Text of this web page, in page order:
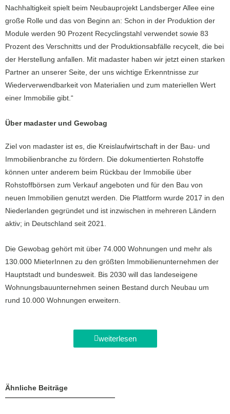
Nachhaltigkeit spielt beim Neubauprojekt Landsberger Allee eine
große Rolle und das von Beginn an: Schon in der Produktion der
Module werden 90 Prozent Recyclingstahl verwendet sowie 83
Prozent des Verschnitts und der Produktionsabfälle recycelt, die bei
der Herstellung anfallen. Mit madaster haben wir jetzt einen starken
Partner an unserer Seite, der uns wichtige Erkenntnisse zur
Wiederverwendbarkeit von Materialien und zum materiellen Wert
einer Immobilie gibt.“
Über madaster und Gewobag
Ziel von madaster ist es, die Kreislaufwirtschaft in der Bau- und
Immobilienbranche zu fördern. Die dokumentierten Rohstoffe
können unter anderem beim Rückbau der Immobilie über
Rohstoffbörsen zum Verkauf angeboten und für den Bau von
neuen Immobilien genutzt werden. Die Plattform wurde 2017 in den
Niederlanden gegründet und ist inzwischen in mehreren Ländern
aktiv; in Deutschland seit 2021.
Die Gewobag gehört mit über 74.000 Wohnungen und mehr als
130.000 MieterInnen zu den größten Immobilienunternehmen der
Hauptstadt und bundesweit. Bis 2030 will das landeseigene
Wohnungsbauunternehmen seinen Bestand durch Neubau um
rund 10.000 Wohnungen erweitern.
weiterlesen
Ähnliche Beiträge